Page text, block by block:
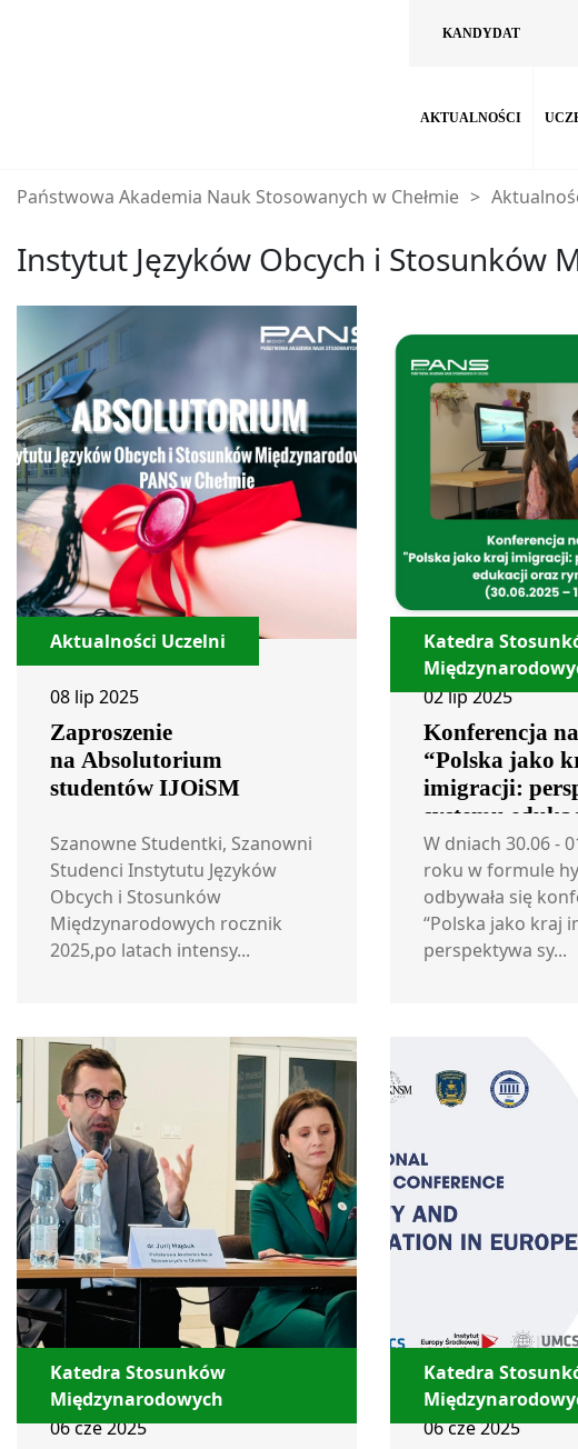
KANDYDAT
AKTUALNOŚCI
Państwowa Akademia Nauk Stosowanych w Chełmie >
Instytut Języków Obcych i Stosunków
Aktualności Uczelni
08 lip 2025
Zaproszenie
na Absolutorium
studentów IJOiSM
Szanowne Studentki, Szanowni
Studenci Instytutu Języków
Obcych i Stosunków
Międzynarodowych rocznik
2025,po latach intensy...
Katedra
02 lip 2025
Konferencja
“Polska jako
imigracji:
systemu
oraz rynku
W dniach 30.06 -
roku w formule
odbywała się
“Polska jako kraj
perspektywa sy...
Katedra Stosunków
Międzynarodowych
06 cze 2025
Katedra
06 cze 2025